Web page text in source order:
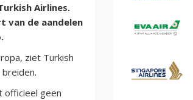
Airlines.
van de aandelen
ziet Turkish
officieel geen